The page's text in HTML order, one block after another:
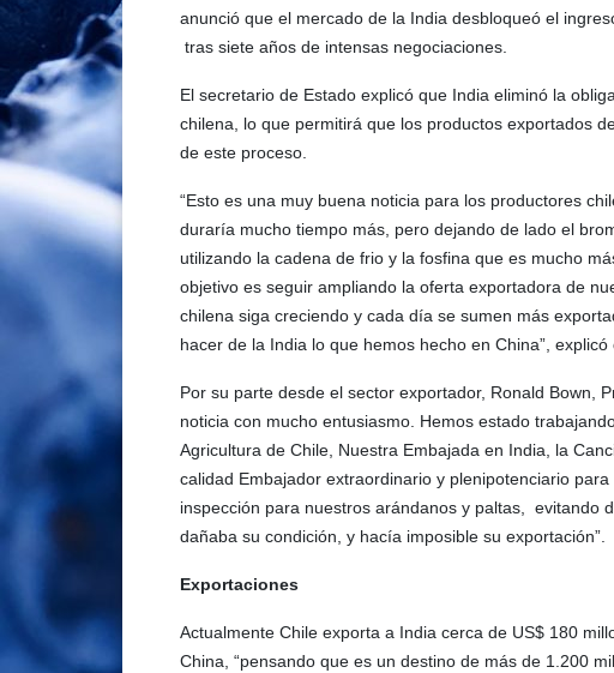
anunció que el mercado de la India desbloqueó el
tras siete años de intensas negociaciones.
El secretario de Estado explicó que India eliminó la
chilena, lo que permitirá que los productos exportados
de este proceso.
“Esto es una muy buena noticia para los productores
duraría mucho tiempo más, pero dejando de lado el
utilizando la cadena de frio y la fosfina que es mucho
objetivo es seguir ampliando la oferta exportadora de
chilena siga creciendo y cada día se sumen más
hacer de la India lo que hemos hecho en China”, explicó
Por su parte desde el sector exportador, Ronald Bown,
noticia con mucho entusiasmo. Hemos estado
Agricultura de Chile, Nuestra Embajada en India, la
calidad Embajador extraordinario y plenipotenciario
inspección para nuestros arándanos y paltas, evitando
dañaba su condición, y hacía imposible su exportación”.
Exportaciones
Actualmente Chile exporta a India cerca de US$ 180
China, “pensando que es un destino de más de 1.200